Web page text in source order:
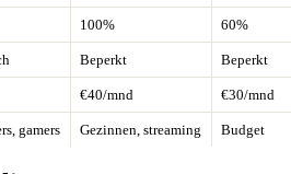
100% 60%
Beperkt Beperkt
€40/mnd €30/mnd
gamers Gezinnen, streaming Budget